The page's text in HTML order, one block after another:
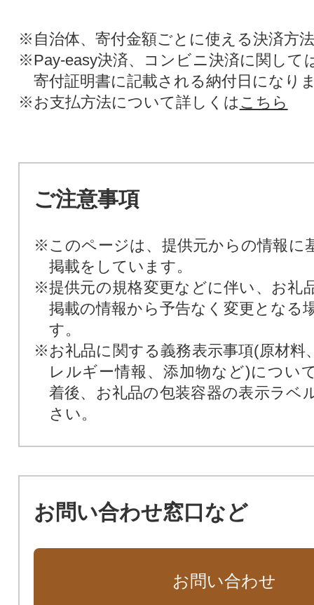
※自治体、寄付金額ごとに使える決済方
※Pay-easy決済、コンビニ決済に関して
寄付証明書に記載される納付日になり
※お支払方法について詳しくは こちら
ご注意事項
※このページは、提供元からの情報に
掲載をしています。
※提供元の規格変更などに伴い、お礼
掲載の情報から予告なく変更となる
す。
※お礼品に関する義務表示事項(原材料
レルギー情報、添加物など)につい
着後、お礼品の包装容器の表示ラベ
さい。
お問い合わせ窓口など
お問い合わせ